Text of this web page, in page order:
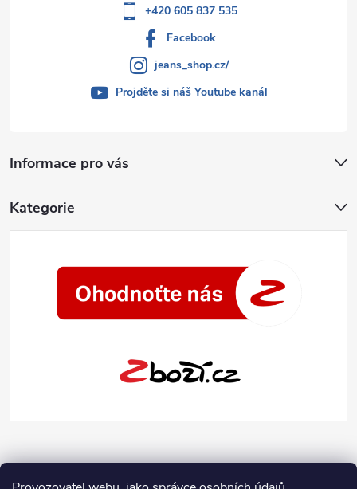
Informace pro vás
Kategorie
+420 605 837 535
Facebook
jeans_shop.cz/
Projděte si náš Youtube kanál